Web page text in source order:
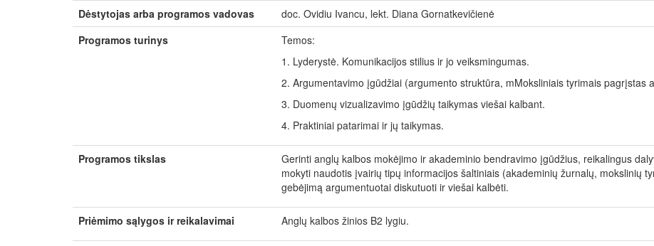
Dėstytojas arba programos vadovas
doc. Ovidiu Ivancu, lekt. Diana Gornatkevičienė
Programos turinys
Temos:
1. Lyderystė. Komunikacijos stilius ir jo veiksmingumas.
2. Argumentavimo įgūdžiai (argumento struktūra, mMoksliniais tyrimais pagrįstas
3. Duomenų vizualizavimo įgūdžių taikymas viešai kalbant.
4. Praktiniai patarimai ir jų taikymas.
Programos tikslas
Gerinti anglų kalbos mokėjimo ir akademinio bendravimo įgūdžius, reikalingus
mokyti naudotis įvairių tipų informacijos šaltiniais (akademinių žurnalų, mokslinių
gebėjimą argumentuotai diskutuoti ir viešai kalbėti.
Priėmimo sąlygos ir reikalavimai Anglų kalbos žinios B2 lygiu.